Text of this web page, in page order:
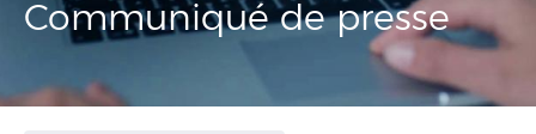
Communiqué de presse